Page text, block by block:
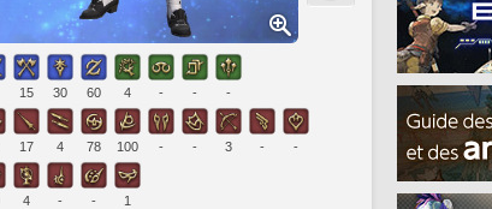
15 30 60 4 - - -
17 4 78 100 - - 3 - -
4 - - 1